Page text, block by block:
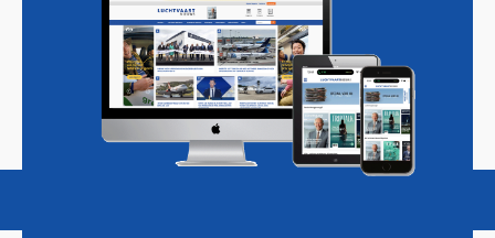
Magazine Podcasts Vacatures